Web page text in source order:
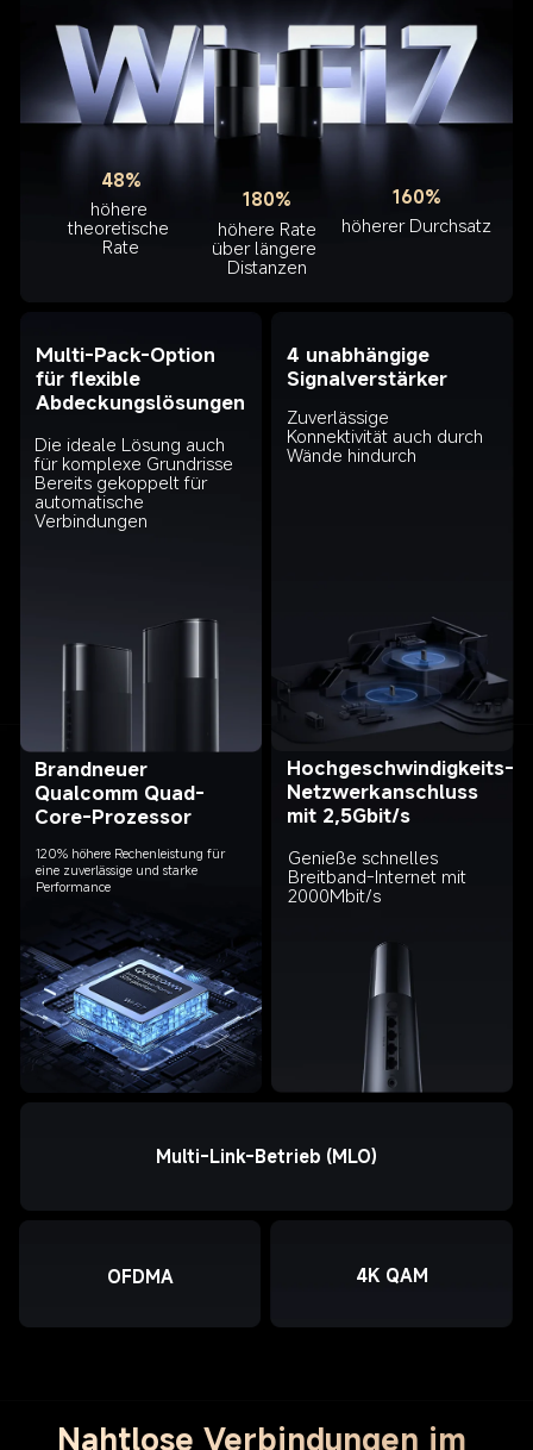
48%
höhere
theoretische
Rate
180%
höhere Rate
über längere
Distanzen
160%
höherer Durchsatz
Multi-Pack-Option
für flexible
Abdeckungslösungen
Die ideale Lösung auch
für komplexe Grundrisse
Bereits gekoppelt für
automatische
Verbindungen
4 unabhängige
Signalverstärker
Zuverlässige
Konnektivität auch durch
Wände hindurch
Brandneuer
Qualcomm Quad-
Core-Prozessor
120% höhere Rechenleistung für
eine zuverlässige und starke
Performance
Hochgeschwindigkeits-
Netzwerkanschluss
mit 2,5Gbit/s
Genieße schnelles
Breitband-Internet mit
2000Mbit/s
Multi-Link-Betrieb (MLO)
OFDMA 4K QAM
Nahtlose Verbindungen im